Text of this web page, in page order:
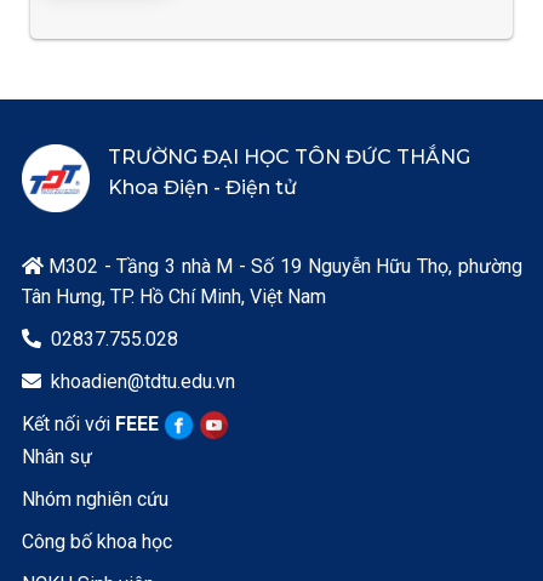
TRƯỜNG ĐẠI HỌC TÔN ĐỨC THẮNG
Khoa Điện - Điện tử
M302 - Tầng 3 nhà M - Số 19 Nguyễn Hữu Thọ, phường
Tân Hưng, TP. Hồ Chí Minh, Việt Nam
 02837.755.028
 khoadien@tdtu.edu.vn
Kết nối với FEEE
Nhân sự
Nhóm nghiên cứu
Công bố khoa học